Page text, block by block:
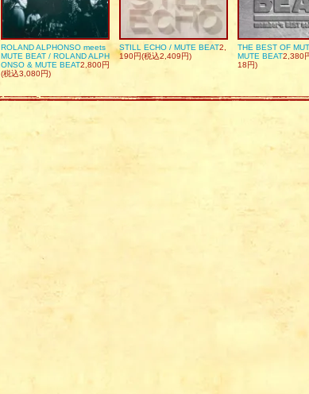
ROLAND ALPHONSO meets
MUTE BEAT / ROLAND ALPH
ONSO & MUTE BEAT2,800円
(税込3,080円)
STILL ECHO / MUTE BEAT2,
190円(税込2,409円)
THE BEST OF
MUTE BEAT2,380
18円)